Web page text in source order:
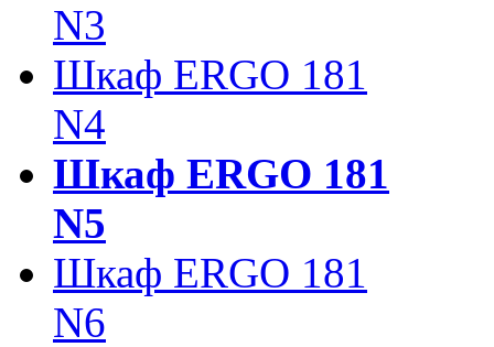
N3
Шкаф ERGO 181
N4
Шкаф ERGO 181
N5
Шкаф ERGO 181
N6